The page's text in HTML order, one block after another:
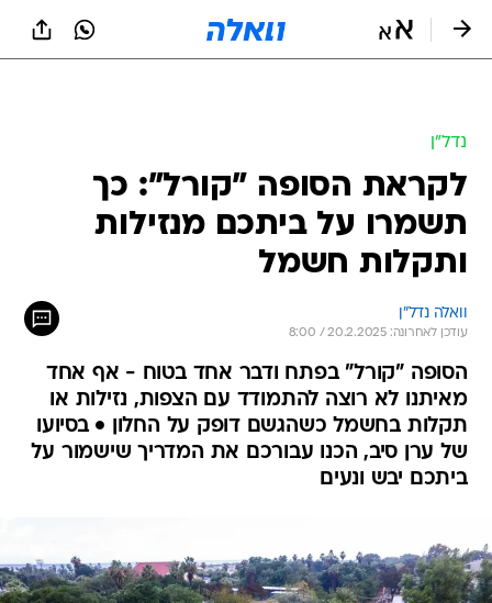
נדל״ן
לקראת הסופה "קורל": כך
תשמרו על ביתכם מנזילות
ותקלות חשמל
וואלה נדל"ן
עודכן לאחרונה: 20.2.2025 / 8:00
הסופה "קורל" בפתח ודבר אחד בטוח - אף אחד
מאיתנו לא רוצה להתמודד עם הצפות, נזילות או
תקלות בחשמל כשהגשם דופק על החלון • בסיועו
של ערן סיב, הכנו עבורכם את המדריך שישמור על
ביתכם יבש ונעים